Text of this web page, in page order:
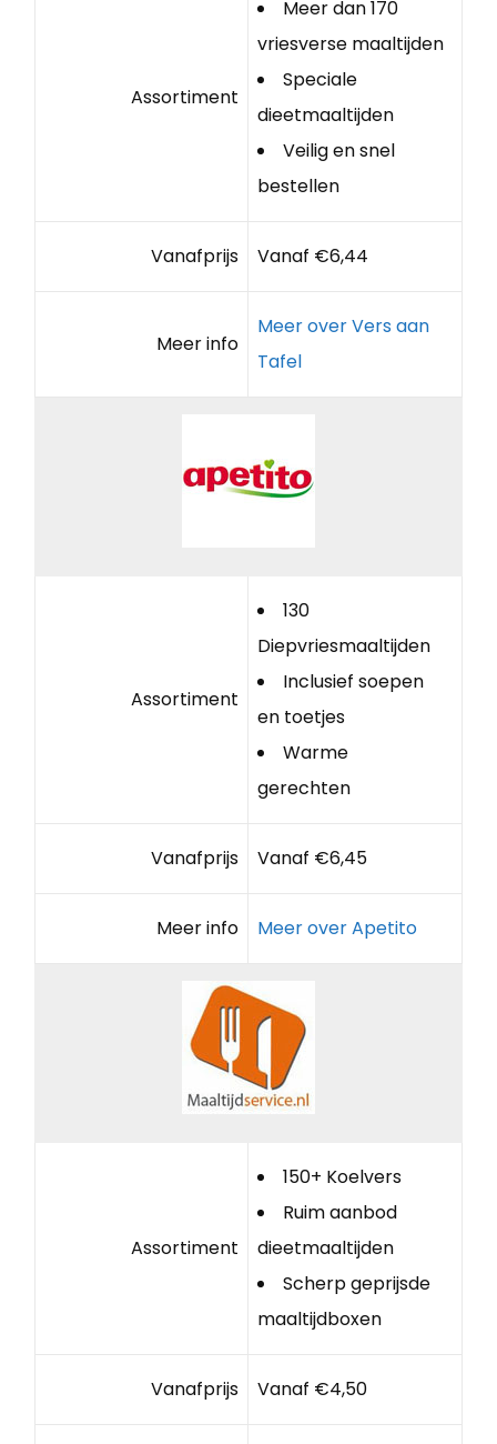
Assortiment
Meer dan 170
vriesverse maaltijden
Speciale
dieetmaaltijden
Veilig en snel
bestellen
Vanafprijs Vanaf €6,44
Meer info
Meer over Vers aan
Tafel
Assortiment
130
Diepvriesmaaltijden
Inclusief soepen
en toetjes
Warme
gerechten
Vanafprijs Vanaf €6,45
Meer info Meer over Apetito
Assortiment
150+ Koelvers
Ruim aanbod
dieetmaaltijden
Scherp geprijsde
maaltijdboxen
Vanafprijs Vanaf €4,50